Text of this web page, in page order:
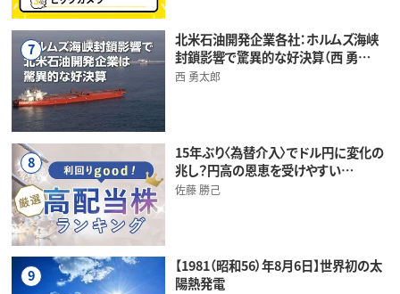
7
北米石油開発企業各社：ホルムズ海峡
封鎖影響で驚異的な好決算（西 勇…
西 勇太郎
8
15年ぶり〈為替介入〉でドル円に変化の
兆し？円高の恩恵を受けやすい…
佐藤 勝己
9
【1981（昭和56）年8月6日】世界初の太
陽熱発電